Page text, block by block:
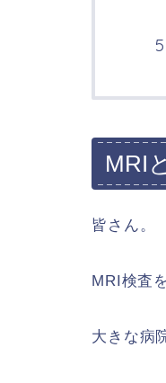
MRI
皆さん。
MRI検査
大きな病